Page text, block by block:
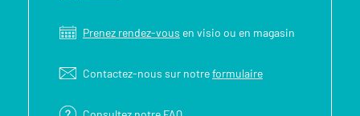
Prenez rendez-vous en visio ou en magasin
Contactez-nous sur notreformulaire